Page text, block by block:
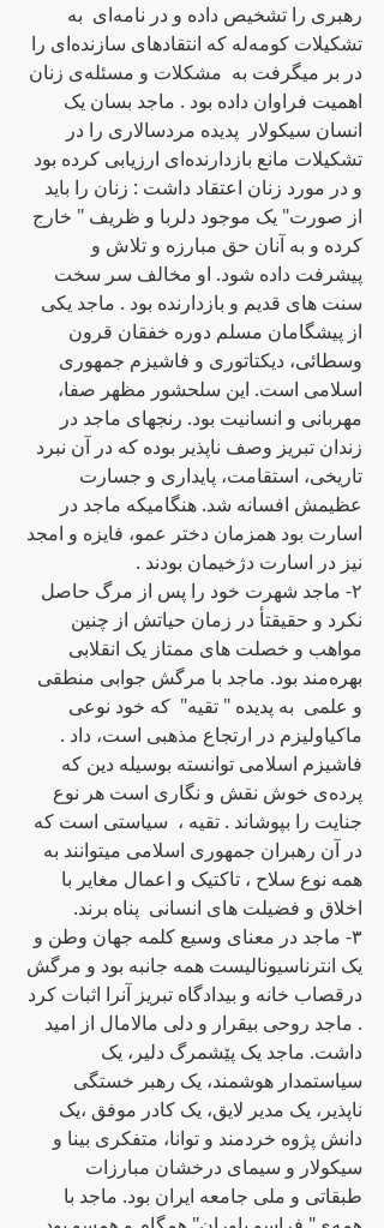
تشکیلات کومەلە کە انتقادهای سازنده‌ای را
در بر میگرفت به‌  مشکلات و مسئله‌ی زنان
اهمیت فراوان داده‌ بود . ماجد بسان یک
انسان سیکولار  پدیده‌ مردسالاری را در
تشکیلات مانع بازدارنده‌ای ارزیابی کرده‌ بود
و در مورد زنان اعتقاد داشت : زنان را باید
از صورت" یک موجود دلربا و ظریف " خارج
کرده‌ و به‌ آنان حق مبارزه‌ و تلاش و
پیشرفت داده‌ شود. او مخالف سر سخت
سنت های قدیم و بازدارنده‌ بود . ماجد یکی
از پیشگامان مسلم دوره‌ خفقان قرون
وسطائی، دیکتاتوری و فاشیزم جمهوری
اسلامی است. این سلحشور مظهر صفا،
مهربانی و انسانیت بود. رنجهای ماجد در
زندان تبریز وصف ناپذیر بوده‌ که‌ در آن نبرد
تاریخی، استقامت، پایداری و جسارت
عظیمش افسانه‌ شد. هنگامیکه‌ ماجد در
اسارت بود همزمان دختر عمو، فایزه‌ و امجد
نیز در اسارت دژخیمان بودند .
٢- ماجد شهرت خود را پس از مرگ حاصل
نکرد و حقیقتأ در زمان حیاتش از چنین
مواهب و خصلت های ممتاز یک انقلابی
بهره‌مند بود. ماجد با مرگش جوابی منطقی
و علمی  به‌ پدیده‌ " تقیه‌"  که‌ خود نوعی
ماکیاولیزم در ارتجاع مذهبی است، داد .
پرده‌ی خوش نقش و نگاری است هر نوع
همه‌ نوع سلاح ، تاکتیک و اعمال مغایر با
اخلاق و فضیلت های انسانی  پناه برند.
٣- ماجد در معنای وسیع کلمه‌ جهان وطن و
یک انترناسیونالیست همه‌ جانبه‌ بود و مرگش
درقصاب خانه‌ و بیدادگاه‌ تبریز آنرا اثبات کرد
. ماجد روحی بیقرار و دلی مالامال از امید
داشت. ماجد یک پێشمرگ دلیر، یک
سیاستمدار هوشمند، یک رهبر خستگی
ناپذیر، یک مدیر لایق، یک کادر موفق ،یک
دانش پژوه‌ خردمند و توانا، متفکری بینا و
سیکولار و سیمای درخشان مبارزات
طبقاتی و ملی جامعه‌ ایران بود. ماجد با